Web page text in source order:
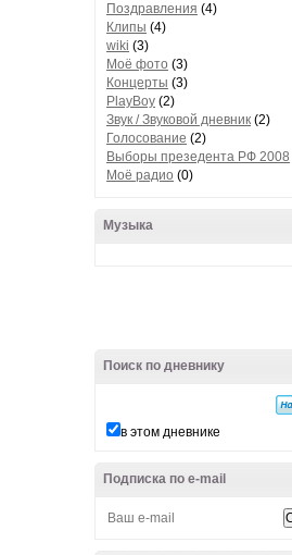
Поздравления (4)
Клипы (4)
wiki (3)
Моё фото (3)
Концерты (3)
PlayBoy (2)
Звук / Звуковой дневник (2)
Голосование (2)
Выборы презедента РФ 2008
Моё радио (0)
Музыка
Поиск по дневнику
в этом дневнике
Подписка по e-mail